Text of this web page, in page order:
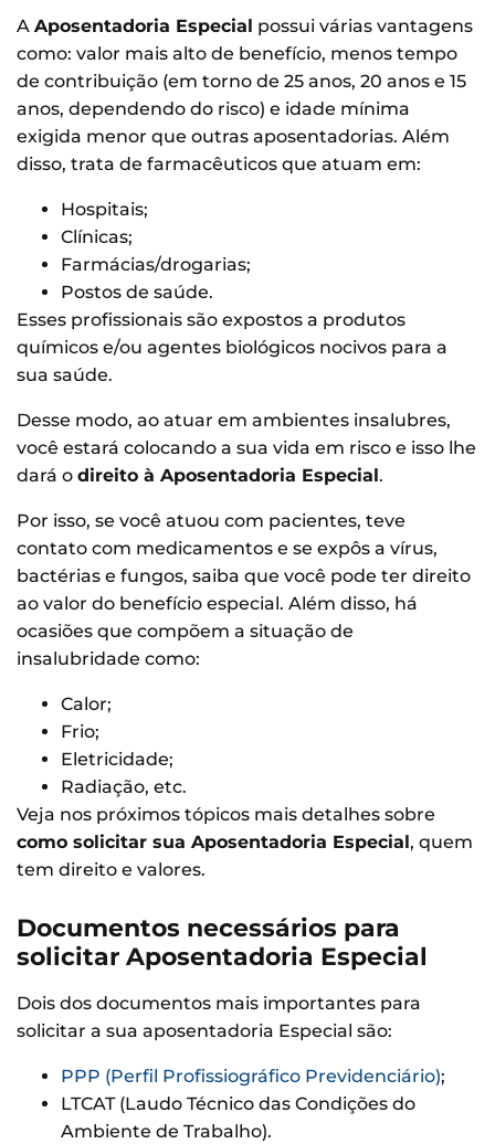
A Aposentadoria Especial possui várias vantagens
como: valor mais alto de benefício, menos tempo
de contribuição (em torno de 25 anos, 20 anos e 15
anos, dependendo do risco) e idade mínima
exigida menor que outras aposentadorias. Além
disso, trata de farmacêuticos que atuam em:
Hospitais;
Clínicas;
Farmácias/drogarias;
Postos de saúde.
Esses profissionais são expostos a produtos
químicos e/ou agentes biológicos nocivos para a
sua saúde.
Desse modo, ao atuar em ambientes insalubres,
você estará colocando a sua vida em risco e isso lhe
dará o direito à Aposentadoria Especial.
Por isso, se você atuou com pacientes, teve
contato com medicamentos e se expôs a vírus,
bactérias e fungos, saiba que você pode ter direito
ao valor do benefício especial. Além disso, há
ocasiões que compõem a situação de
insalubridade como:
Calor;
Frio;
Eletricidade;
Radiação, etc.
Veja nos próximos tópicos mais detalhes sobre
como solicitar sua Aposentadoria Especial, quem
tem direito e valores.
Documentos necessários para
solicitar Aposentadoria Especial
Dois dos documentos mais importantes para
solicitar a sua aposentadoria Especial são:
PPP (Perfil Profissiográfico Previdenciário);
LTCAT (Laudo Técnico das Condições do
Ambiente de Trabalho).